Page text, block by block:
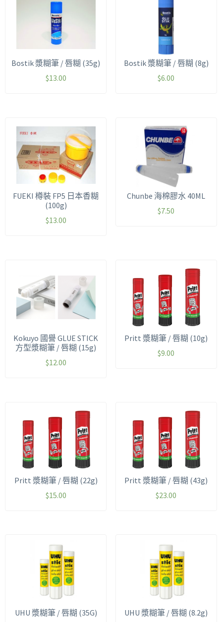
Bostik 漿糊筆 / 唇糊 (35g)
$13.00
Bostik 漿糊筆 / 唇糊 (8g)
$6.00
FUEKI 樽裝 FP5 日本香糊
(100g)
$13.00
Chunbe 海棉膠水 40ML
$7.50
Kokuyo 國譽 GLUE STICK
方型漿糊筆 / 唇糊 (15g)
$12.00
Pritt 漿糊筆 / 唇糊 (10g)
$9.00
Pritt 漿糊筆 / 唇糊 (22g)
$15.00
Pritt 漿糊筆 / 唇糊 (43g)
$23.00
UHU 漿糊筆 / 唇糊 (35G)
UHU 漿糊筆 / 唇糊 (8.2g)